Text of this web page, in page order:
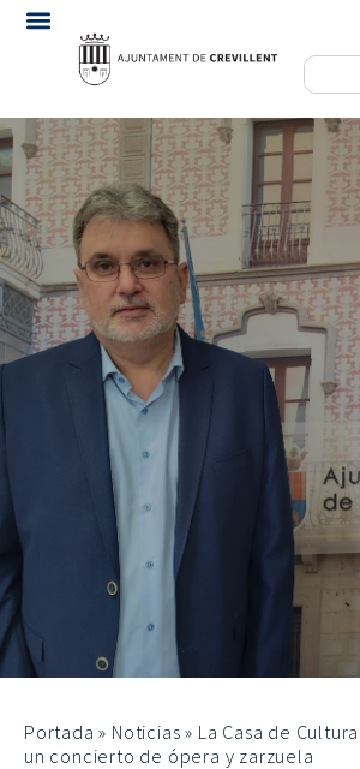
Portada » Noticias » La Casa de
un concierto de ópera y zarzuela